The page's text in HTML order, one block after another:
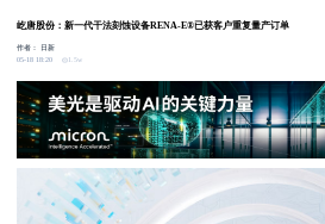
屹唐股份：新一代干法刻蚀设备RENA-E®已获客户重复量产订单
作者：
日新
05-18 18:20
1.5w